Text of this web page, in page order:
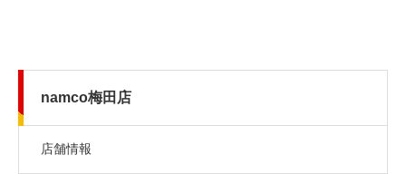
namco梅田店
店舗情報